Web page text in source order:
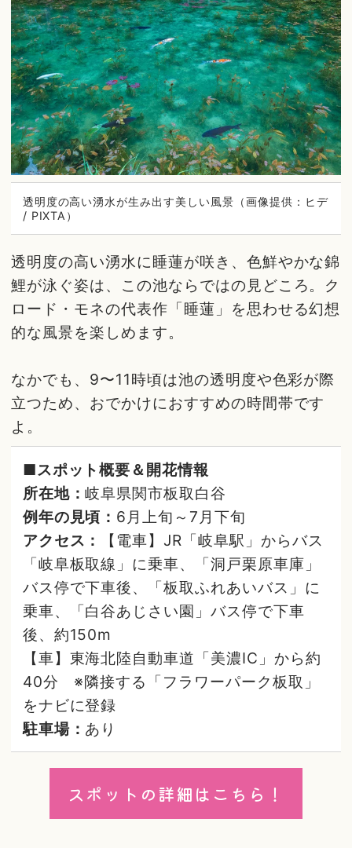
透明度の高い湧水が生み出す美しい風景（画像提供：ヒデ
/ PIXTA）
透明度の高い湧水に睡蓮が咲き、色鮮やかな錦
鯉が泳ぐ姿は、この池ならではの見どころ。ク
ロード・モネの代表作「睡蓮」を思わせる幻想
的な風景を楽しめます。
なかでも、9〜11時頃は池の透明度や色彩が際
立つため、おでかけにおすすめの時間帯です
よ。
■スポット概要＆開花情報
所在地：岐阜県関市板取白谷
例年の見頃： 6月上旬～7月下旬
アクセス：
【電車】JR「岐阜駅」からバス
「岐阜板取線」に乗車、「洞戸栗原車庫」
バス停で下車後、「板取ふれあいバス」に
乗車、「白谷あじさい園」バス停で下車
後、約150m
【車】東海北陸自動車道「美濃IC」から約
40分 ※隣接する「フラワーパーク板取」
をナビに登録
駐車場： あり
スポットの詳細はこちら！